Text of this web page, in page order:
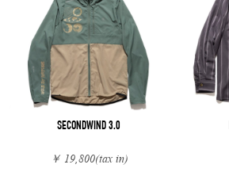
SECONDWIND 3.0
￥ 19,800(tax in)